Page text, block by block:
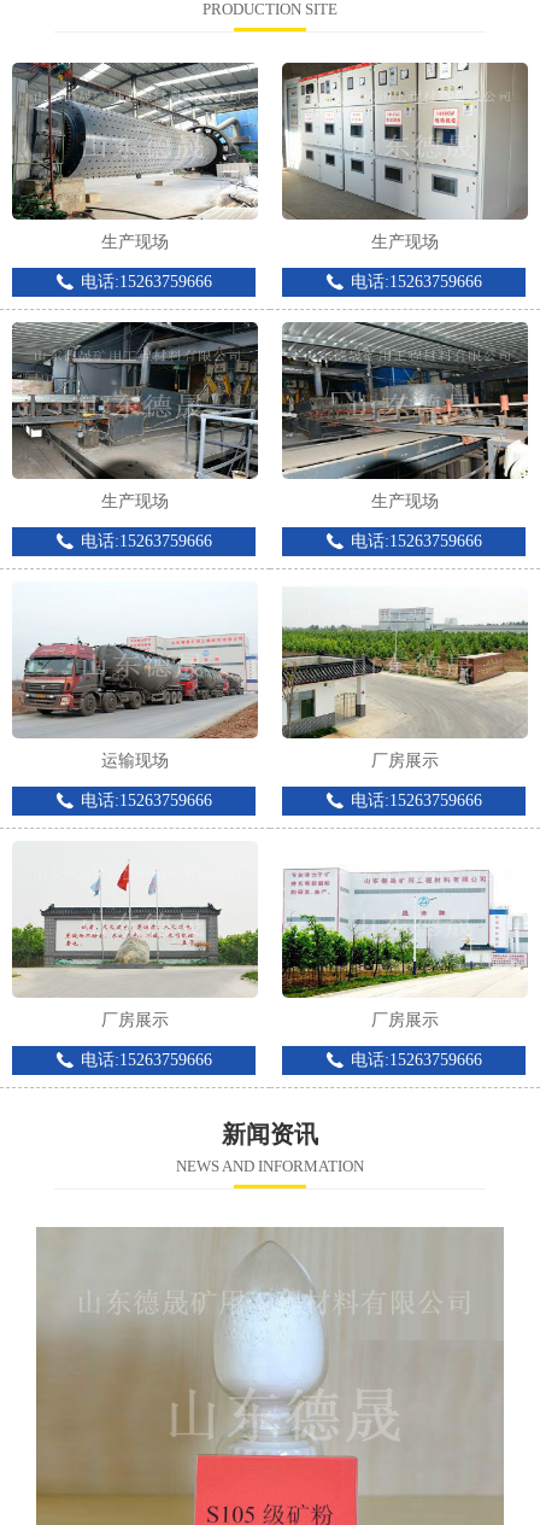
PRODUCTION SITE
生产现场
电话:15263759666
生产现场
电话:15263759666
生产现场
电话:15263759666
生产现场
电话:15263759666
运输现场
电话:15263759666
厂房展示
电话:15263759666
厂房展示
电话:15263759666
厂房展示
电话:15263759666
新闻资讯
NEWS AND INFORMATION